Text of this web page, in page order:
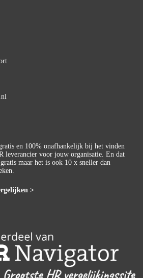
en 100% onafhankelijk bij het vinden
leverancier voor jouw organisatie. En dat
maar het is ook 10 x sneller dan
>